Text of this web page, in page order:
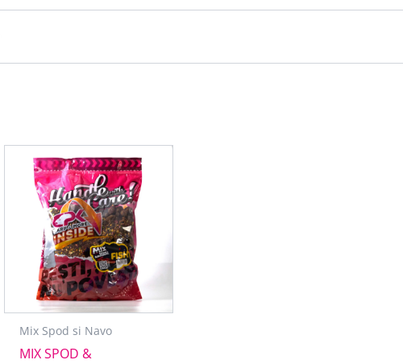
Mix Spod si Navo
MIX SPOD &